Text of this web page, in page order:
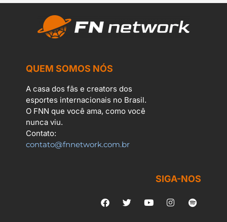
QUEM SOMOS NÓS
A casa dos fãs e creators dos
esportes internacionais no Brasil.
O FNN que você ama, como você
nunca viu.
Contato:
contato@fnnetwork.com.br
SIGA-NOS